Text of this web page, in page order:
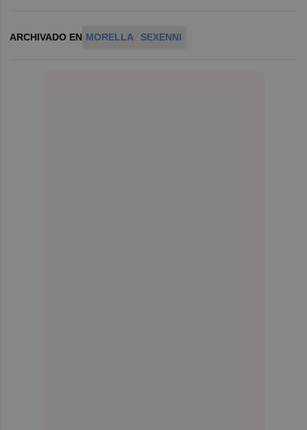
ARCHIVADO EN MORELLA SEXENNI